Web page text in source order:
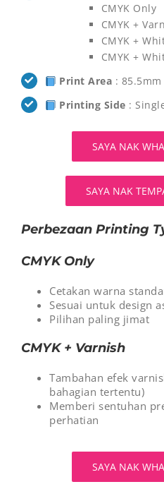
CMYK Only
CMYK +
CMYK +
CMYK +
Print Area :
Printing Side :
SAYA NAK
SAYA NAK
Perbezaan Printing
CMYK Only
Cetakan warna
Sesuai untuk design
Pilihan paling jimat
CMYK + Varnish
Tambahan efek
bahagian tertentu)
Memberi sentuhan
perhatian
SAYA NAK